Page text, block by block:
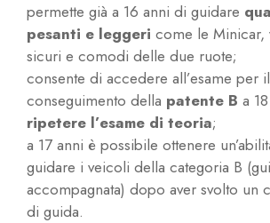
permette già a 16 anni di guidare
pesanti e leggeri come le Minicar,
sicuri e comodi delle due ruote;
consente di accedere all’esame per il
conseguimento della patente B a
ripetere l’esame di teoria;
a 17 anni è possibile ottenere
guidare i veicoli della categoria B
accompagnata) dopo aver svolto un
di guida.